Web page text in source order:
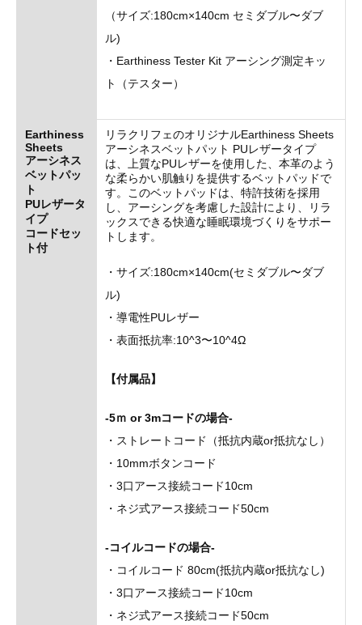
（サイズ:180cm×140cm セミダブル〜ダブ
ル)
・Earthiness Tester Kit アーシング測定キッ
ト（テスター）
Earthiness
Sheets
アーシネス
ベットパッ
ト
PUレザータ
イプ
コードセッ
ト付
リラクリフェのオリジナルEarthiness Sheets
アーシネスベットパット PUレザータイプ
は、上質なPUレザーを使用した、本革のよう
な柔らかい肌触りを提供するベットパッドで
す。このベットパッドは、特許技術を採用
し、アーシングを考慮した設計により、リラ
ックスできる快適な睡眠環境づくりをサポー
トします。
・サイズ:180cm×140cm(セミダブル〜ダブ
ル)
・導電性PUレザー
・表面抵抗率:10^3〜10^4Ω
【付属品】
-5ｍ or 3mコードの場合-
・ストレートコード（抵抗内蔵or抵抗なし）
・10mmボタンコード
・3口アース接続コード10cm
・ネジ式アース接続コード50cm
-コイルコードの場合-
・コイルコード 80cm(抵抗内蔵or抵抗なし)
・3口アース接続コード10cm
・ネジ式アース接続コード50cm